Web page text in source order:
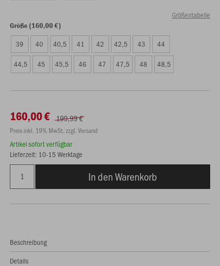
Größentabelle
Größe (160,00 €)
39 40 40,5 41 42 42,5 43 44
44,5 45 45,5 46 47 47,5 48 48,5
160,00 € 199,99 €
Preis inkl. 19% MwSt. zzgl. Versand
Artikel sofort verfügbar
Lieferzeit: 10-15 Werktage
In den Warenkorb
Beschreibung
Details